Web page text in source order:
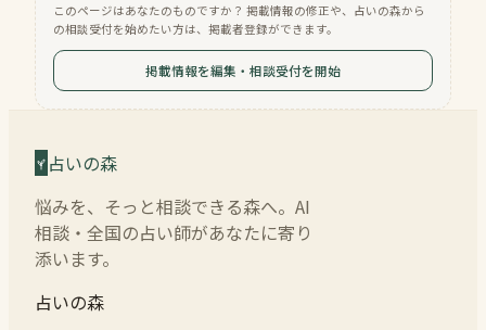
このページはあなたのものですか？ 掲載情報の修正や、占いの森から
の相談受付を始めたい方は、掲載者登録ができます。
掲載情報を編集・相談受付を開始
占いの森
悩みを、そっと相談できる森へ。AI
相談・全国の占い師があなたに寄り
添います。
占いの森